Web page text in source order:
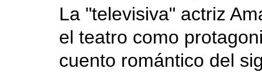
La "televisiva" actriz
el teatro como
cuento romántico del